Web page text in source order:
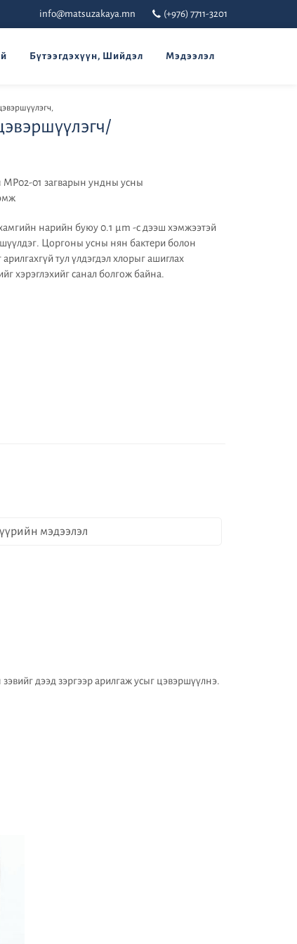
info@matsuzakaya.mn (+976) 7711-3201
Бүтээгдэхүүн, Шийдэл Мэдээлэл
,
01 загварын ундны усны
нарийн буюу 0.1 μm -с дээш хэмжээтэй
Цоргоны усны нян бактери болон
тул үлдэгдэл хлорыг ашиглах
хэрэглэхийг санал болгож байна.
мэдээлэл
дээд зэргээр арилгаж усыг цэвэршүүлнэ.